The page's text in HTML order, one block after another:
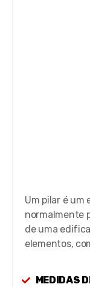
Um pilar é
normalmente
de uma
elementos,
MEDIDAS